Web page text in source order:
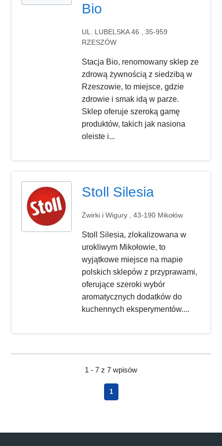
Bio
UL. LUBELSKA 46 , 35-959
RZESZÓW
Stacja Bio, renomowany sklep ze
zdrową żywnością z siedzibą w
Rzeszowie, to miejsce, gdzie
zdrowie i smak idą w parze.
Sklep oferuje szeroką gamę
produktów, takich jak nasiona
oleiste i...
Stoll Silesia
Żwirki i Wigury , 43-190 Mikołów
Stoll Silesia, zlokalizowana w
urokliwym Mikołowie, to
wyjątkowe miejsce na mapie
polskich sklepów z przyprawami,
oferujące szeroki wybór
aromatycznych dodatków do
kuchennych eksperymentów....
1 - 7 z 7 wpisów
1